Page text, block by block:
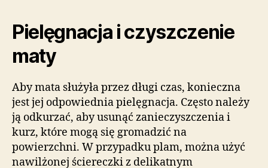
Pielęgnacja i czyszczenie
maty
Aby mata służyła przez długi czas, konieczna
jest jej odpowiednia pielęgnacja. Często należy
ją odkurzać, aby usunąć zanieczyszczenia i
kurz, które mogą się gromadzić na
powierzchni. W przypadku plam, można użyć
nawilżonej ściereczki z delikatnym